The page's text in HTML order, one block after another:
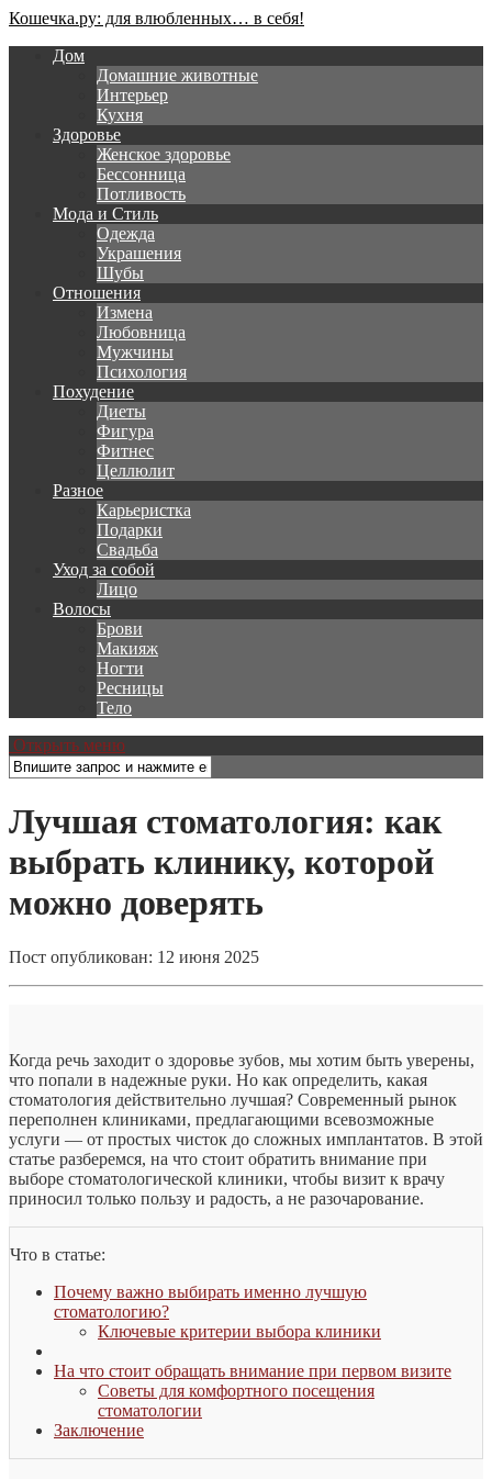
Кошечка.ру: для влюбленных… в себя!
Дом
Домашние животные
Интерьер
Кухня
Здоровье
Женское здоровье
Бессонница
Потливость
Мода и Стиль
Одежда
Украшения
Шубы
Отношения
Измена
Любовница
Мужчины
Психология
Похудение
Диеты
Фигура
Фитнес
Целлюлит
Разное
Карьеристка
Подарки
Свадьба
Уход за собой
Лицо
Волосы
Брови
Макияж
Ногти
Ресницы
Тело
Открыть меню
Лучшая стоматология: как
выбрать клинику, которой
можно доверять
Пост опубликован: 12 июня 2025
Когда речь заходит о здоровье зубов, мы хотим быть уверены,
что попали в надежные руки. Но как определить, какая
стоматология действительно лучшая? Современный рынок
переполнен клиниками, предлагающими всевозможные
услуги — от простых чисток до сложных имплантатов. В этой
статье разберемся, на что стоит обратить внимание при
выборе стоматологической клиники, чтобы визит к врачу
приносил только пользу и радость, а не разочарование.
Что в статье:
Почему важно выбирать именно лучшую
стоматологию?
Ключевые критерии выбора клиники
На что стоит обращать внимание при первом визите
Советы для комфортного посещения
стоматологии
Заключение